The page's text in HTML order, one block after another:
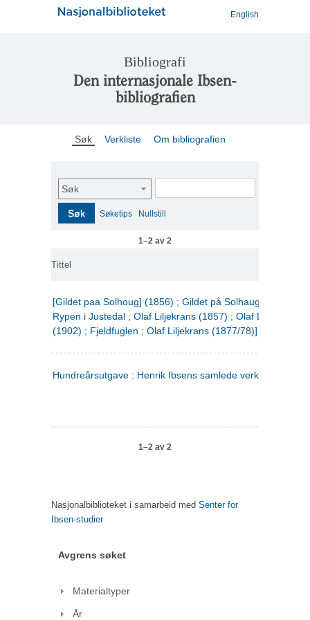
English
Bibliografi
Den internasjonale Ibsen-
bibliografien
Søk Verkliste Om bibliografien
Søk
Søk Søketips Nullstill
1–2 av 2
Tittel
[Gildet paa Solhoug] (1856) ; Gildet på Solhaug (1883) ;
Rypen i Justedal ; Olaf Liljekrans (1857) ; Olaf Liljekrans
(1902) ; Fjeldfuglen ; Olaf Liljekrans (1877/78)]
Hundreårsutgave : Henrik Ibsens samlede verker. 3
1–2 av 2
Nasjonalbiblioteket i samarbeid med Senter for
Ibsen-studier
Avgrens søket
Materialtyper
År